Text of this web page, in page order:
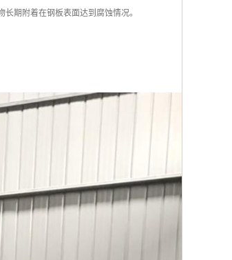
期附着在钢板表面达到腐蚀情况。